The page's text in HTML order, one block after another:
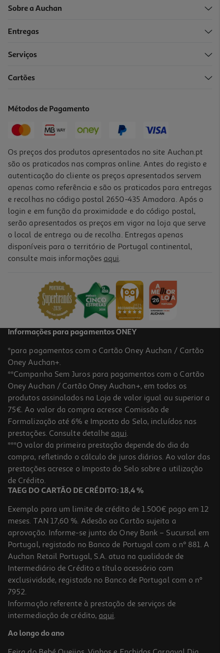
Ração Gato Ultima Esterilizado Salmão 2.5kg
13,64 €
5.0
Ração Para Gato Purina One Steril Delicate 1.5kg
8.86 €/Kg
13,29 €
Ração Para Gato Ultima Esterilizado Com Salmão 1.5kg
8.86 €/Kg
Sobre a Auchan
Entregas
Serviços
Cartões
Métodos de Pagamento
Os preços dos produtos apresentados no site Auchan.pt
são os praticados nas compras online. Antes do registo e
autenticação do cliente os preços apresentados servem
apenas como referência e são os praticados para entregas
e recolhas no código postal 2650-435 Amadora. Após o
login e em função da proximidade e do código postal,
serão apresentados os preços em vigor na loja que serve
o local de entrega ou de recolha. Entregas apenas
disponíveis para o território de Portugal continental,
consulte mais informações aqui.
Informações para pagamentos ONEY
*para pagamentos com o Cartão Oney Auchan / Cartão
Oney Auchan+.
**Campanha Sem Juros para pagamentos com o Cartão
Oney Auchan / Cartão Oney Auchan+, em todos os
produtos assinalados na Loja de valor igual ou superior a
75€. Ao valor da compra acresce Comissão de
Formalização até 6% e Imposto do Selo, incluídos nas
prestações. Consulte detalhe aqui.
***O valor da primeira prestação depende do dia da
compra, refletindo o cálculo de juros diários. Ao valor das
prestações acresce o Imposto do Selo sobre a utilização
de Crédito.
TAEG DO CARTÃO DE CRÉDITO: 18,4 %
Exemplo para um limite de crédito de 1.500€ pago em 12
meses. TAN 17,60 %. Adesão ao Cartão sujeita a
aprovação. Informe-se junto do Oney Bank – Sucursal em
Portugal, registado no Banco de Portugal com o nº 881. A
Auchan Retail Portugal, S.A. atua na qualidade de
Intermediário de Crédito a título acessório com
exclusividade, registado no Banco de Portugal com o nº
7952.
Informação referente à prestação de serviços de
intermediação de crédito, aqui.
Ao longo do ano